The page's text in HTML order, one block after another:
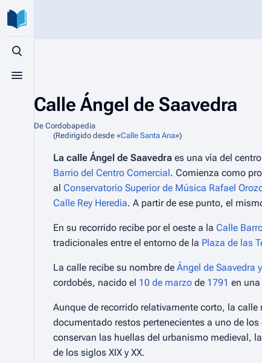
Búsqueda alternativa
Menú alternativo
Calle Ángel de Saavedra
De Cordobapedia
(Redirigido desde «Calle Santa Ana»)
La calle Ángel de Saavedra es una vía del
Barrio del Centro Comercial. Comienza como
al Conservatorio Superior de Música Rafael
Calle Rey Heredia. A partir de ese punto, el
En su recorrido recibe por el oeste a la Calle
tradicionales entre el entorno de la Plaza de las
La calle recibe su nombre de Ángel de Saavedra
cordobés, nacido el 10 de marzo de 1791 en
Aunque de recorrido relativamente corto, la
documentado restos pertenecientes a uno de
conservan las huellas del urbanismo medieval,
de los siglos XIX y XX.